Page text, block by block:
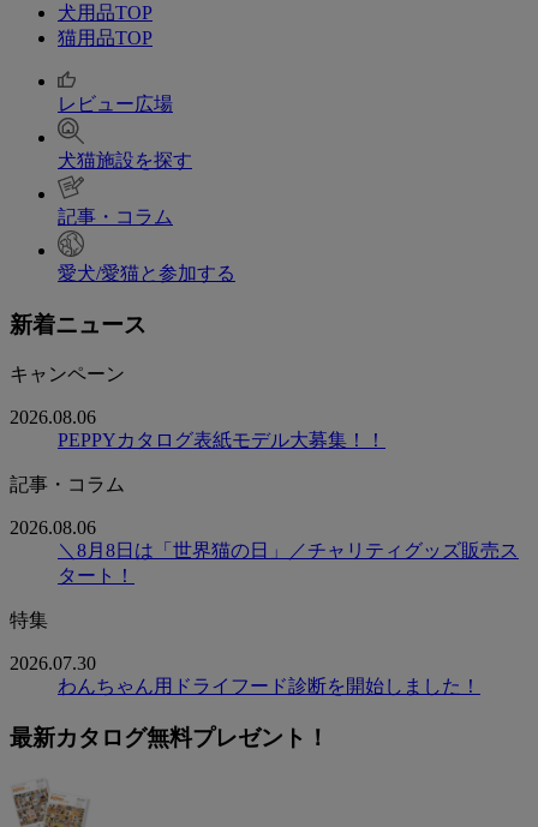
犬用品TOP
猫用品TOP
レビュー広場
犬猫施設を探す
記事・コラム
愛犬/愛猫と参加する
新着ニュース
キャンペーン
2026.08.06
PEPPYカタログ表紙モデル大募集！！
記事・コラム
2026.08.06
＼8月8日は「世界猫の日」／チャリティグッズ販売ス
タート！
特集
2026.07.30
わんちゃん用ドライフード診断を開始しました！
最新カタログ無料プレゼント！